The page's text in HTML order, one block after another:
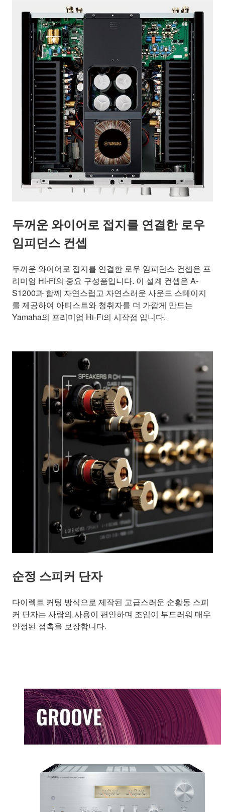
두꺼운 와이어로 접지를 연결한 로우
임피던스 컨셉
두꺼운 와이어로 접지를 연결한 로우 임피던스 컨셉은 프
리미엄 Hi-Fi의 중요 구성품입니다. 이 설계 컨셉은 A-
S1200과 함께 자연스럽고 자연스러운 사운드 스테이지
를 제공하여 아티스트와 청취자를 더 가깝게 만드는
Yamaha의 프리미엄 Hi-Fi의 시작점 입니다.
순정 스피커 단자
다이렉트 커팅 방식으로 제작된 고급스러운 순황동 스피
커 단자는 사람의 사용이 편안하며 조임이 부드러워 매우
안정된 접촉을 보장합니다.
GROOVE